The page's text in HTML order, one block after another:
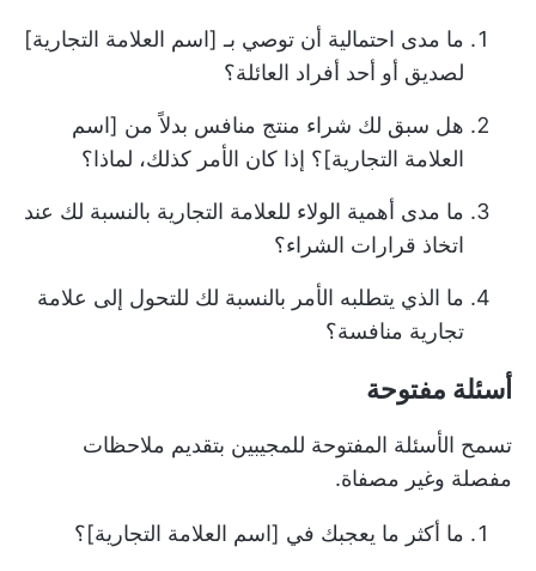
ما مدى احتمالية أن توصي بـ [اسم العلامة التجارية]
لصديق أو أحد أفراد العائلة؟
هل سبق لك شراء منتج منافس بدلاً من [اسم
العلامة التجارية]؟ إذا كان الأمر كذلك، لماذا؟
ما مدى أهمية الولاء للعلامة التجارية بالنسبة لك عند
اتخاذ قرارات الشراء؟
ما الذي يتطلبه الأمر بالنسبة لك للتحول إلى علامة
تجارية منافسة؟
أسئلة مفتوحة
تسمح الأسئلة المفتوحة للمجيبين بتقديم ملاحظات
مفصلة وغير مصفاة.
ما أكثر ما يعجبك في [اسم العلامة التجارية]؟